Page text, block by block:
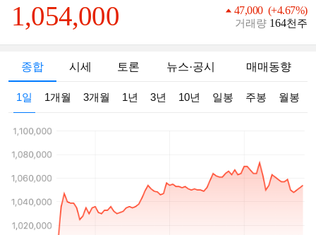
1,054,000 47,000 (+4.67%)
거래량 164천주
종합 시세 토론 뉴스·공시 매매동향
1일 1개월 3개월 1년 3년 10년 일봉 주봉 월봉